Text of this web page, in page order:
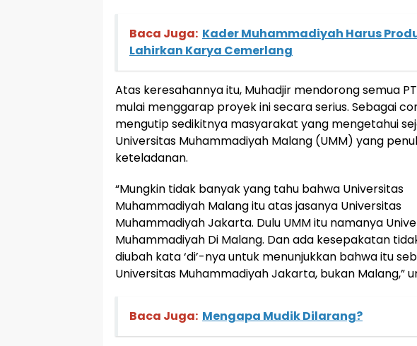
Baca Juga: Kader Muhammadiyah Harus
Lahirkan Karya Cemerlang
Atas keresahannya itu, Muhadjir mendorong semua
mulai menggarap proyek ini secara serius. Sebagai
mengutip sedikitnya masyarakat yang mengetahui
Universitas Muhammadiyah Malang (UMM) yang
keteladanan.
“Mungkin tidak banyak yang tahu bahwa Universitas
Muhammadiyah Malang itu atas jasanya Universitas
Muhammadiyah Jakarta. Dulu UMM itu namanya
Muhammadiyah Di Malang. Dan ada kesepakatan
diubah kata ‘di’-nya untuk menunjukkan bahwa itu
Universitas Muhammadiyah Jakarta, bukan Malang,”
Baca Juga: Mengapa Mudik Dilarang?